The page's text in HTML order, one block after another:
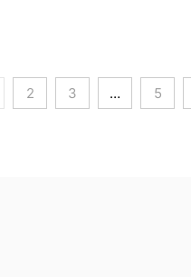
2 3 … 5